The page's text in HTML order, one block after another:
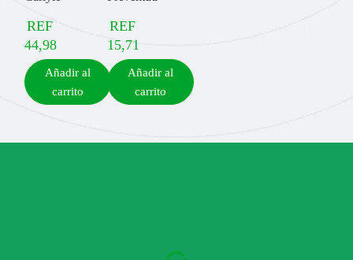
REF
44,98
Añadir al
carrito
REF
15,71
Añadir al
carrito